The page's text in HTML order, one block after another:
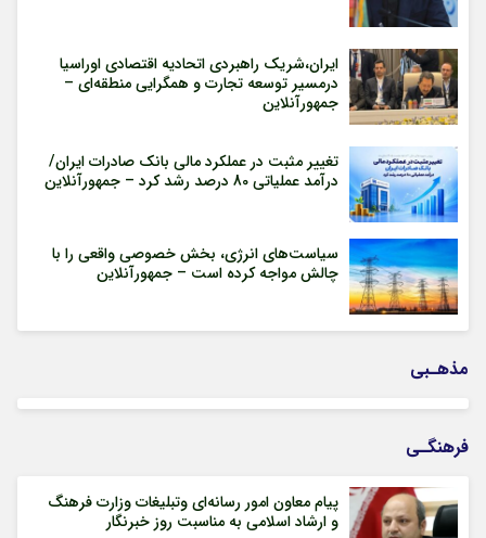
ایران،شریک راهبردی اتحادیه اقتصادی اوراسیا
درمسیر توسعه تجارت و همگرایی منطقه‌ای –
جمهورآنلاین
تغییر مثبت در عملکرد مالی بانک صادرات ایران/
درآمد عملیاتی 80 درصد رشد کرد – جمهورآنلاین
سیاست‌های انرژی، بخش خصوصی واقعی را با
چالش مواجه کرده است – جمهورآنلاین
مذهـبی
فرهنگـی
پیام معاون امور رسانه‌ای وتبلیغات وزارت فرهنگ
و ارشاد اسلامی به مناسبت روز خبرنگار